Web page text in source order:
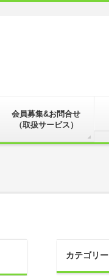
会員募集&お問合せ
（取扱サービス）
カテゴリー